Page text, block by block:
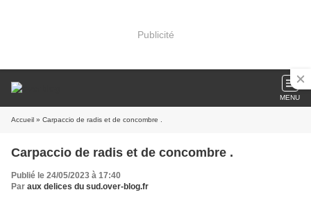
Publicité
MENU
Accueil » Carpaccio de radis et de concombre .
Carpaccio de radis et de concombre .
Publié le 24/05/2023 à 17:40
Par aux delices du sud.over-blog.fr